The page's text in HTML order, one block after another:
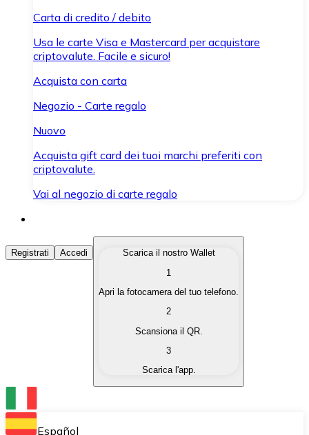
Carta di credito / debito
Usa le carte Visa e Mastercard per acquistare
criptovalute. Facile e sicuro!
Acquista con carta
Negozio - Carte regalo
Nuovo
Acquista gift card dei tuoi marchi preferiti con
criptovalute.
Vai al negozio di carte regalo
Acquista Criptovalute
Acquista le criptovalute che ti interessano in modo
Converti le tue criptovalute in valuta fiat quando ne
Scambia una criptovaluta con un'altra
Conserva le tue cripto in un Wallet self-custodial.
Registrati Accedi
Scarica il nostro Wallet
1
Apri la fotocamera del tuo telefono.
2
Scansiona il QR.
3
Scarica l'app.
Español